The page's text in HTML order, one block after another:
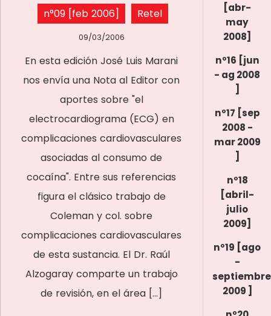
n°09 [feb 2006] Retel
09/03/2006
En esta edición José Luis Marani
nos envía una Nota al Editor con
aportes sobre "el
electrocardiograma (ECG) en
complicaciones cardiovasculares
asociadas al consumo de
cocaína". Entre sus referencias
figura el clásico trabajo de
Coleman y col. sobre
complicaciones cardiovasculares
de esta sustancia. El Dr. Raúl
Alzogaray comparte un trabajo
de revisión, en el área […]
[abr-
may
2008]
nº16 [jun
- ag 2008
]
nº17 [sep
2008 -
mar 2009
]
nº18
[abril-
julio
2009]
nº19 [ago
-
septiembre
2009 ]